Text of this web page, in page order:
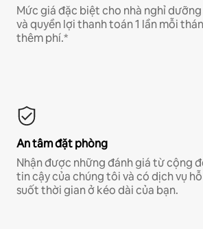
Mức giá đặc biệt cho nhà nghỉ
và quyền lợi thanh toán 1 lần mỗi
thêm phí.*
An tâm đặt phòng
Nhận được những đánh giá từ cộng
tin cậy của chúng tôi và có dịch vụ
suốt thời gian ở kéo dài của bạn.